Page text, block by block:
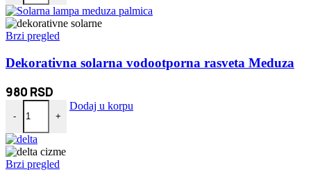
Brzi pregled
Dekorativna solarna vodootporna rasveta Meduza
980 RSD
-
Dekorativna solarna vodootporna rasveta Meduza količina
+
Dodaj u korpu
Brzi pregled